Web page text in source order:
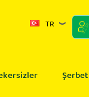
TR
Şerbet